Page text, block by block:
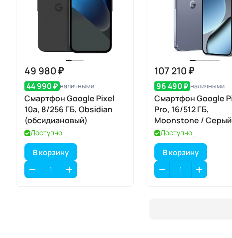
49 980 ₽
44 990 ₽ наличными
Смартфон Google Pixel
10a, 8/256 ГБ, Obsidian
(обсидиановый)
Доступно
В корзину
107 210 ₽
96 490 ₽ наличными
Смартфон Google
Pro, 16/512 ГБ,
Moonstone / Серый
Лунный Камень
Доступно
В корзину